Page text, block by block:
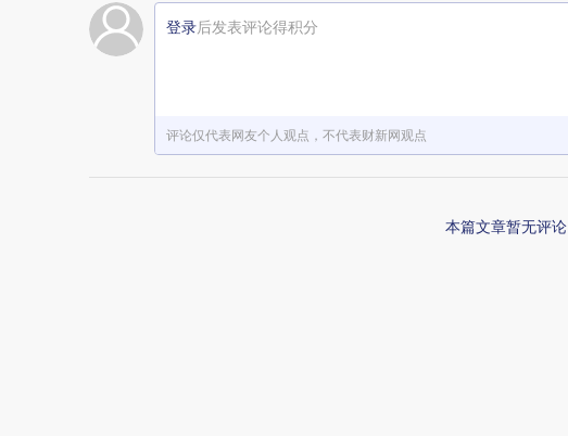
登录后发表评论得积分
评论仅代表网友个人观点，不代表财新网观点
本篇文章暂无评论